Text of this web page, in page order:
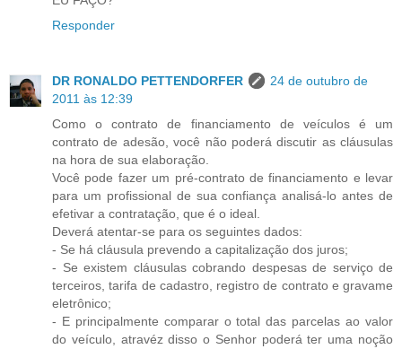
Responder
DR RONALDO PETTENDORFER
24 de outubro de
2011 às 12:39
Como o contrato de financiamento de veículos é um
contrato de adesão, você não poderá discutir as cláusulas
na hora de sua elaboração.
Você pode fazer um pré-contrato de financiamento e levar
para um profissional de sua confiança analisá-lo antes de
efetivar a contratação, que é o ideal.
Deverá atentar-se para os seguintes dados:
- Se há cláusula prevendo a capitalização dos juros;
- Se existem cláusulas cobrando despesas de serviço de
terceiros, tarifa de cadastro, registro de contrato e gravame
eletrônico;
- E principalmente comparar o total das parcelas ao valor
do veículo, atravéz disso o Senhor poderá ter uma noção